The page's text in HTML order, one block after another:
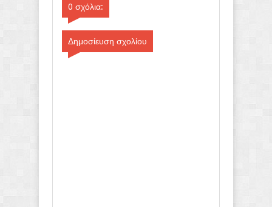
0 σχόλια:
Δημοσίευση σχολίου